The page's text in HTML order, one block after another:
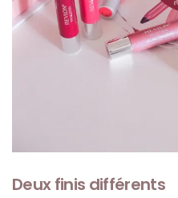
11/04/2026
Deux finis différents